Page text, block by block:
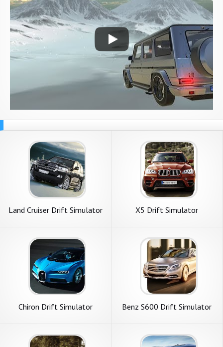
Land Cruiser Drift Simulator X5 Drift Simulator
Chiron Drift Simulator Benz S600 Drift Simulator